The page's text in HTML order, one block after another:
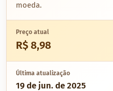
moeda.
Preço atual
R$ 8,98
Última atualização
19 de jun. de 2025